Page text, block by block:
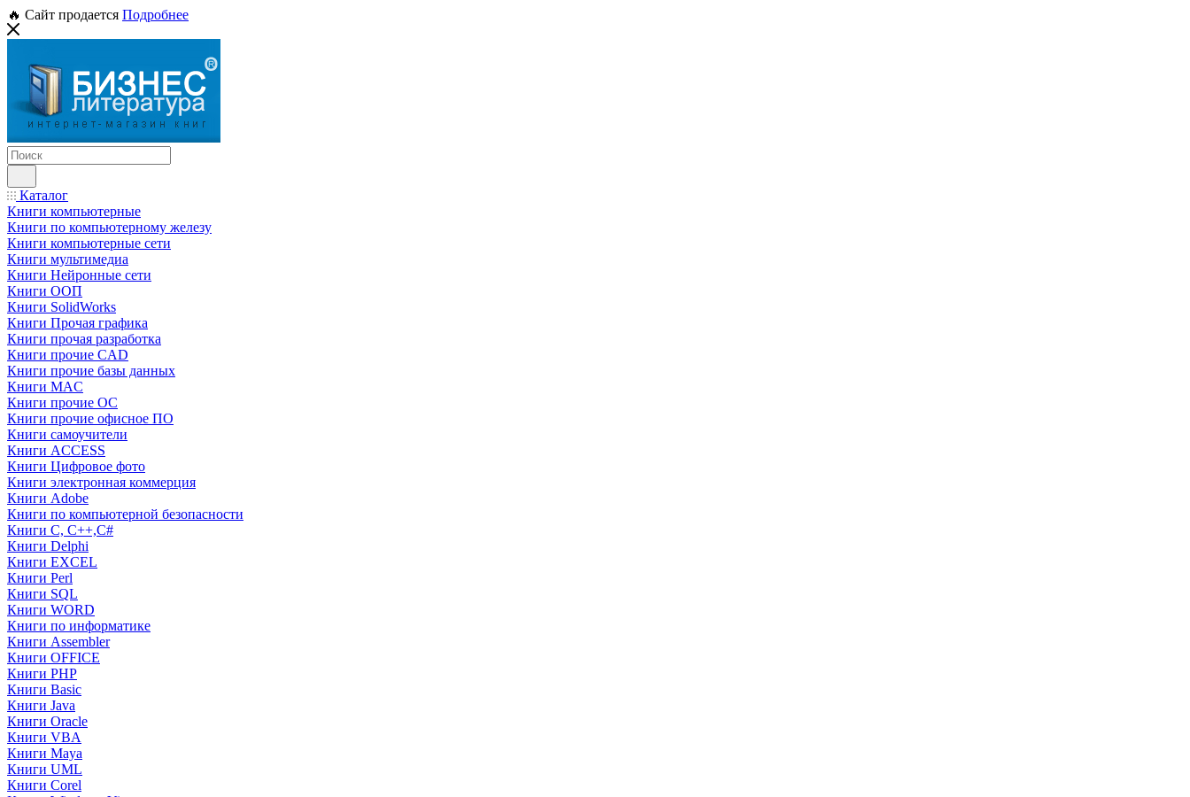
🔥 Сайт продается Подробнее
Каталог
Книги компьютерные
Книги по компьютерному железу
Книги компьютерные сети
Книги мультимедиа
Книги Нейронные сети
Книги ООП
Книги SolidWorks
Книги Прочая графика
Книги прочая разработка
Книги прочие CAD
Книги прочие базы данных
Книги MAC
Книги прочие ОС
Книги прочие офисное ПО
Книги самоучители
Книги ACCESS
Книги Цифровое фото
Книги электронная коммерция
Книги Adobe
Книги по компьютерной безопасности
Книги C, C++,С#
Книги Delphi
Книги EXCEL
Книги Perl
Книги SQL
Книги WORD
Книги по информатике
Книги Assembler
Книги OFFICE
Книги PHP
Книги Basic
Книги Java
Книги Oracle
Книги VBA
Книги Maya
Книги UML
Книги Corel